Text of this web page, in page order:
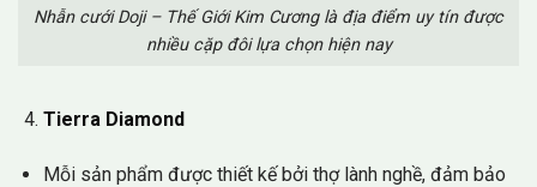
Nhẫn cưới Doji – Thế Giới Kim Cương là địa điểm uy tín được
nhiều cặp đôi lựa chọn hiện nay
Tierra Diamond
Mỗi sản phẩm được thiết kế bởi thợ lành nghề, đảm bảo